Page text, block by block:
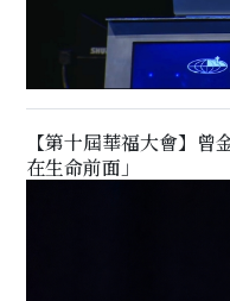
【第十屆華福大會】
在生命前面」